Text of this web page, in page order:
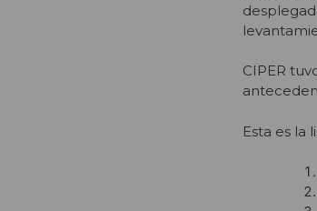
CIPER
Esta es la